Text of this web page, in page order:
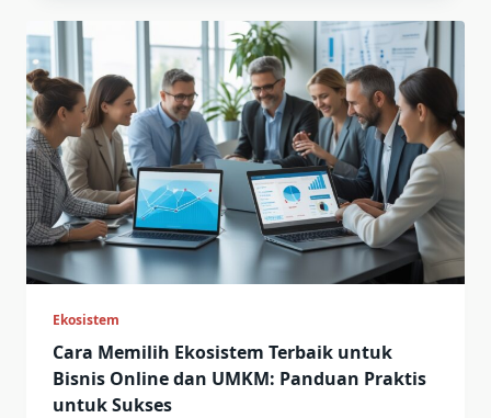
Ekosistem
Cara Memilih Ekosistem Terbaik untuk
Bisnis Online dan UMKM: Panduan Praktis
untuk Sukses